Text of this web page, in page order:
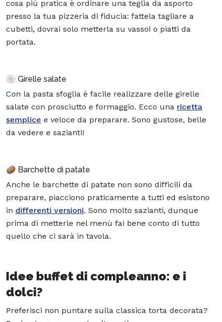
cosa più pratica è ordinare una teglia da asporto
presso la tua pizzeria di fiducia: fattela tagliare a
cubetti, dovrai solo metterla su vassoi o piatti da
portata.
🍥 Girelle salate
Con la pasta sfoglia è facile realizzare delle girelle
salate con prosciutto e formaggio. Ecco una ricetta
semplice e veloce da preparare. Sono gustose, belle
da vedere e sazianti!
🥔 Barchette di patate
Anche le barchette di patate non sono difficili da
preparare, piacciono praticamente a tutti ed esistono
in differenti versioni. Sono molto sazianti, dunque
prima di metterle nel menù fai bene conto di tutto
quello che ci sarà in tavola.
Idee buffet di compleanno: e i
dolci?
Preferisci non puntare sulla classica torta decorata?